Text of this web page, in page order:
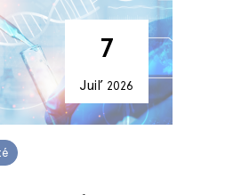
7
Juil’ 2026